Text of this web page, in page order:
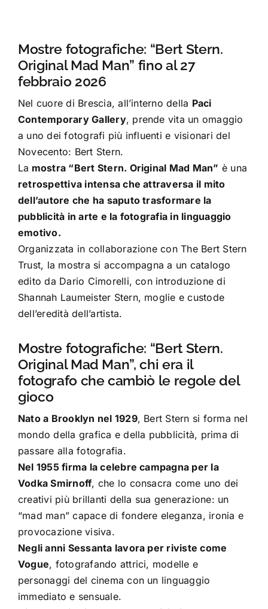
Mostre fotografiche: “Bert Stern.
Original Mad Man” fino al 27
febbraio 2026
Nel cuore di Brescia, all’interno della Paci
Contemporary Gallery, prende vita un omaggio
a uno dei fotografi più influenti e visionari del
Novecento: Bert Stern.
La mostra “Bert Stern. Original Mad Man” è una
retrospettiva intensa che attraversa il mito
dell’autore che ha saputo trasformare la
pubblicità in arte e la fotografia in linguaggio
emotivo.
Organizzata in collaborazione con The Bert Stern
Trust, la mostra si accompagna a un catalogo
edito da Dario Cimorelli, con introduzione di
Shannah Laumeister Stern, moglie e custode
dell’eredità dell’artista.
Mostre fotografiche: “Bert Stern.
Original Mad Man”, chi era il
fotografo che cambiò le regole del
gioco
Nato a Brooklyn nel 1929, Bert Stern si forma nel
mondo della grafica e della pubblicità, prima di
passare alla fotografia.
Nel 1955 firma la celebre campagna per la
Vodka Smirnoff, che lo consacra come uno dei
creativi più brillanti della sua generazione: un
“mad man” capace di fondere eleganza, ironia e
provocazione visiva.
Negli anni Sessanta lavora per riviste come
Vogue, fotografando attrici, modelle e
personaggi del cinema con un linguaggio
immediato e sensuale.